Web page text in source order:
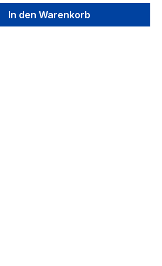
gewünschten Wert
In den Warenkorb